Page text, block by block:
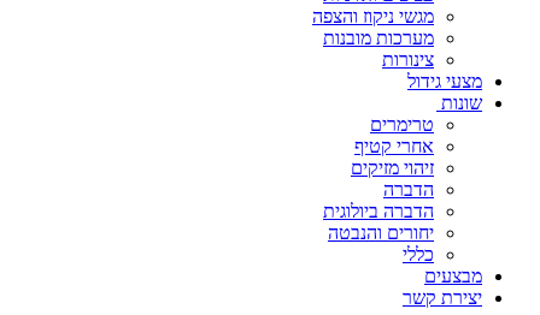
מגשי ניקוז והצפה
מערכות מובנות
צינורות
מצעי גידול
שונות
טרימרים
אחרי קטיף
זיהוי מזיקים
הדברה
הדברה ביולוגית
יחורים והנבטה
כללי
מבצעים
יצירת קשר